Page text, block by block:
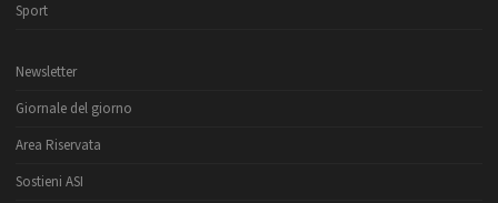
Sport
Newsletter
Giornale del giorno
Area Riservata
Sostieni ASI